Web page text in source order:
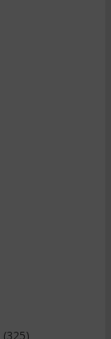
(325)